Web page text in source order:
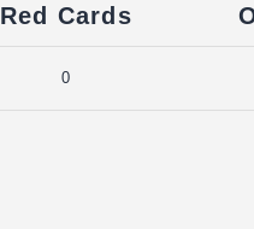
Red Cards
0